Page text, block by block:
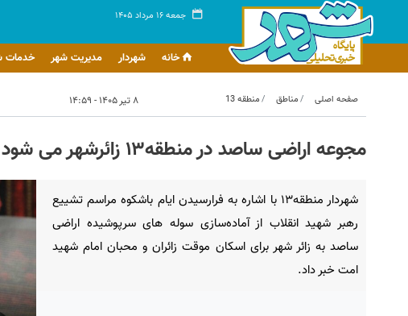
جمعه ۱۶ مرداد ۱۴۰۵
خانه شهردار مدیریت شهر خدمات
صفحه اصلی مناطق منطقه 13 ۸ تیر ۱۴۰۵ - ۱۴:۵۹
مجوعه اراضی ساصد در منطقه۱۳ زائرشهر می شود
شهردار منطقه۱۳ با اشاره به فرارسیدن ایام باشکوه مراسم تشییع
رهبر شهید انقلاب از آماده‌سازی سوله های سرپوشیده اراضی
ساصد به زائر شهر برای اسکان موقت زائران و محبان امام شهید
امت خبر داد.